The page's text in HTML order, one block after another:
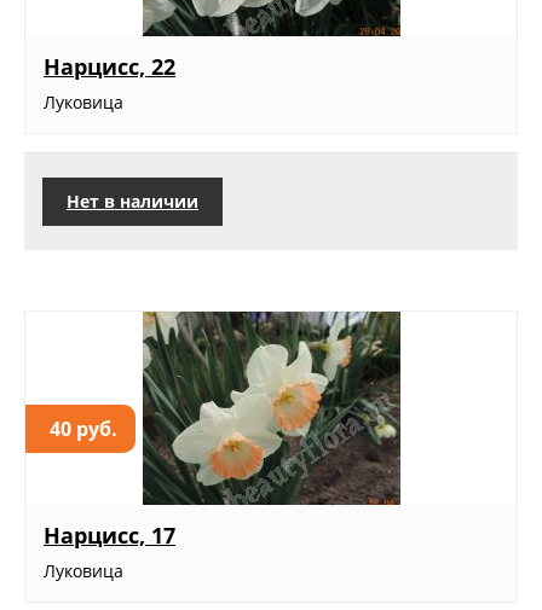
Нарцисс, 22
Луковица
Нет в наличии
40 руб.
Нарцисс, 17
Луковица